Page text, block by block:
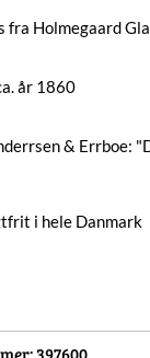
fra Holmegaard
år 1860
& Errboe:
i hele Danmark
397600